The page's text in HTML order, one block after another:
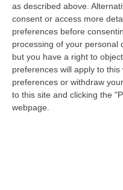
as described above.
consent or access more
preferences before
processing of your personal
but you have a right to
preferences will apply to
preferences or withdraw
to this site and clicking the
webpage.
Vibonese. Gli
con un tasso di
quest’oggi al
di pazienti in area
nessuno in
In Calabria, ad
eseguiti sono stati